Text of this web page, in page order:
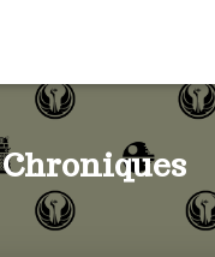
Chroniques